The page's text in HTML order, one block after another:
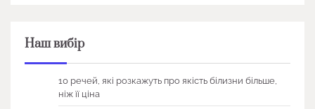
Наш вибір
10 речей, які розкажуть про якість білизни більше,
ніж її ціна